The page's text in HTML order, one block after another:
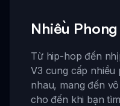
Nhiều
Từ hip-hop đến
V3 cung cấp nhiều
nhau, mang đến
cho đến khi bạn